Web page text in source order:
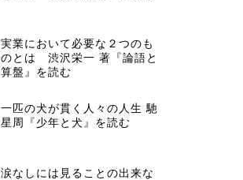
実業において必要な２つのも
のとは 渋沢栄一 著『論語と
算盤』を読む
一匹の犬が貫く人々の人生 馳
星周『少年と犬』を読む
涙なしには見ることの出来な